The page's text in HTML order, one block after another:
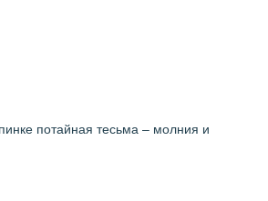
потайная тесьма – молния и